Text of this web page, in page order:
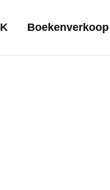
Boekenverkoop